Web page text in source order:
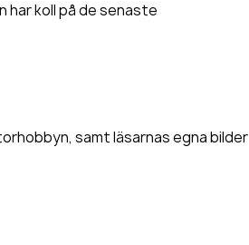
har koll på de senaste
samt läsarnas egna bilder